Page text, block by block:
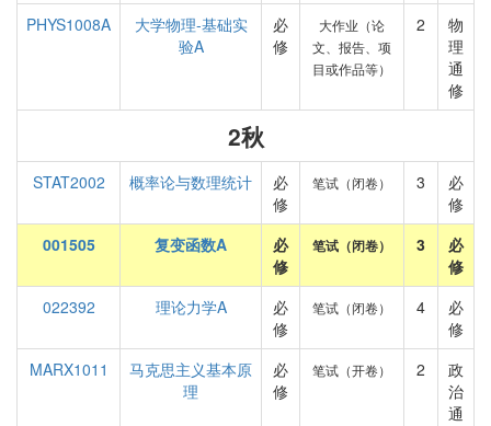
PHYS1008A
大学物理-基础实
验A
必
修
大作业（论
文、报告、项
目或作品等）
2
物
理
通
修
2秋
STAT2002 概率论与数理统计
必
修
笔试（闭卷） 3
必
修
001505
复变函数A
必
修
笔试（闭卷） 3
必
修
022392
理论力学A
必
修
笔试（闭卷） 4
必
修
MARX1011
马克思主义基本原
理
必
修
笔试（开卷） 2
政
治
通